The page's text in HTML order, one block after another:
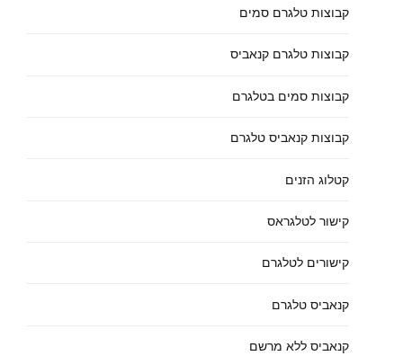
קבוצות טלגרם סמים
קבוצות טלגרם קנאביס
קבוצות סמים בטלגרם
קבוצות קנאביס טלגרם
קטלוג הזנים
קישור לטלגראס
קישורים לטלגרם
קנאביס טלגרם
קנאביס ללא מרשם